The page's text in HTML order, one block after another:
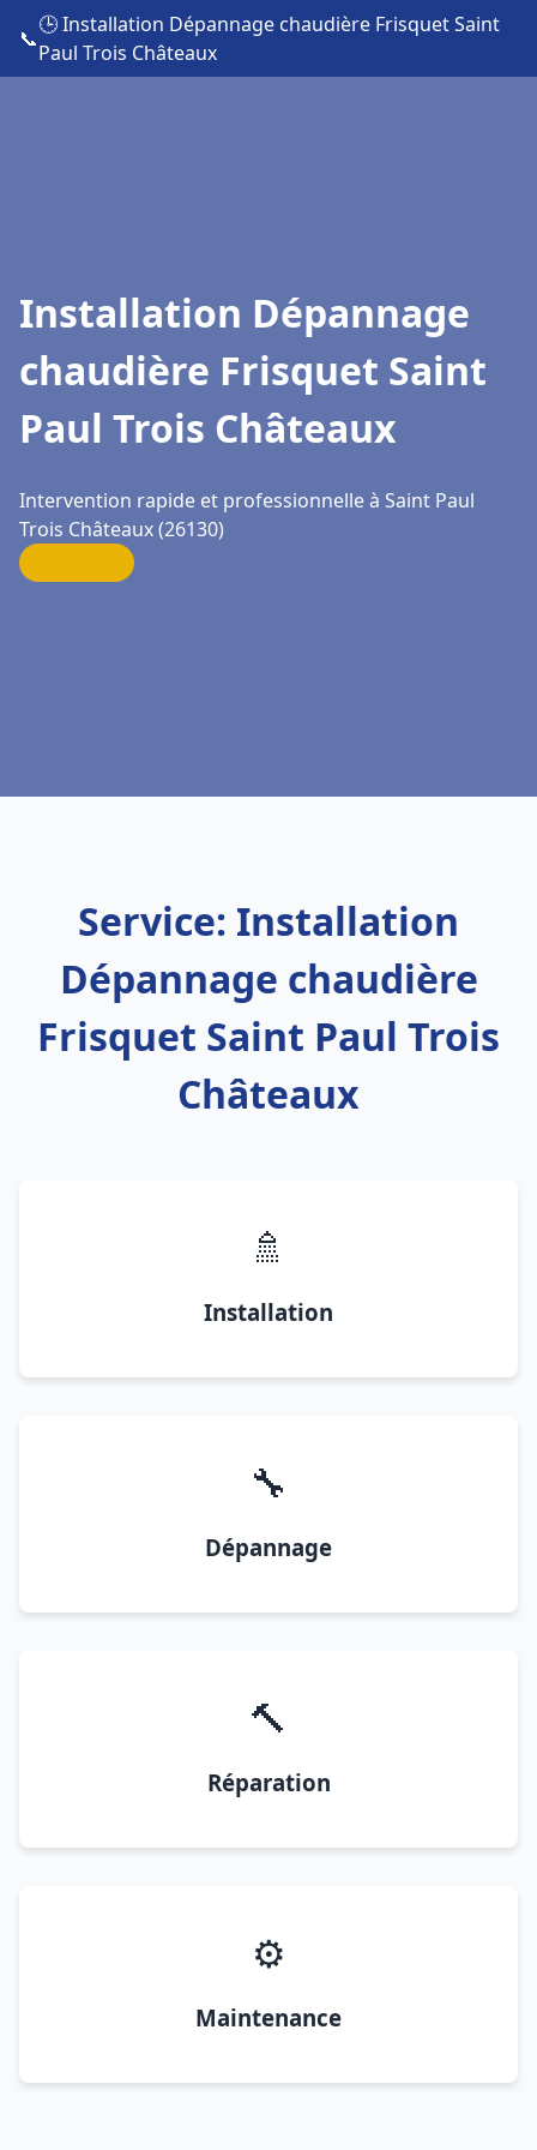
📞
🕒 Installation Dépannage chaudière Frisquet Saint
Paul Trois Châteaux
Installation Dépannage
chaudière Frisquet Saint
Paul Trois Châteaux
Intervention rapide et professionnelle à Saint Paul
Trois Châteaux (26130)
Service: Installation
Dépannage chaudière
Frisquet Saint Paul Trois
Châteaux
🚿
Installation
🔧
Dépannage
🔨
Réparation
⚙️
Maintenance